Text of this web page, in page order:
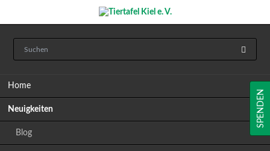
Home
Neuigkeiten
Blog
SPENDEN